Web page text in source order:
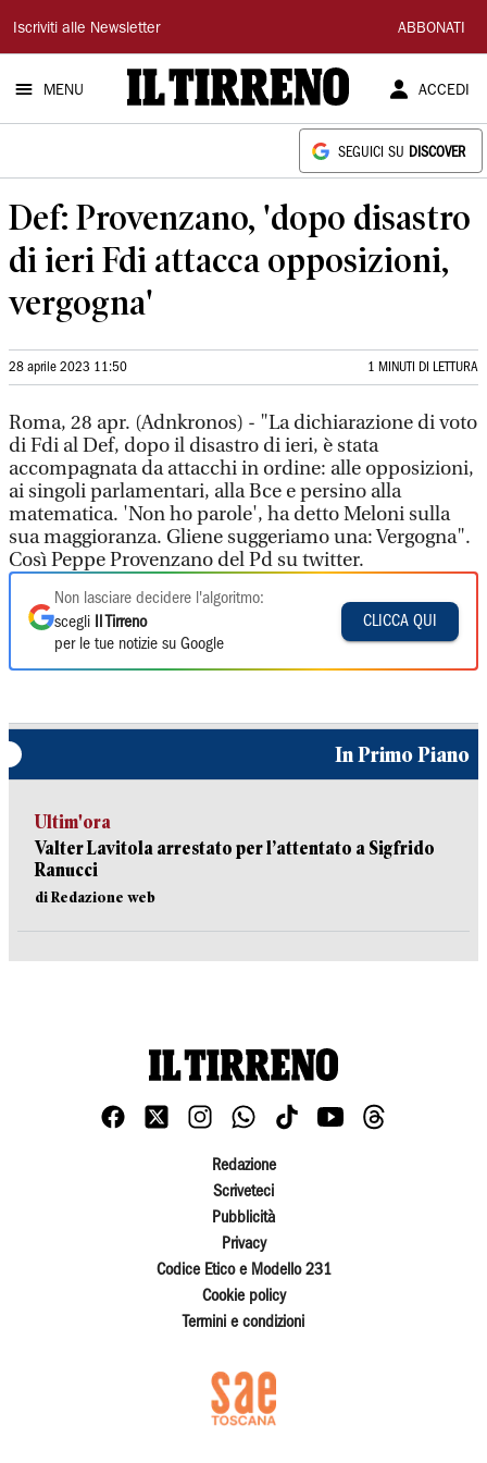
Il
Tirreno
Iscriviti alle Newsletter ABBONATI
MENU ACCEDI
SEGUICI SU DISCOVER
Def: Provenzano, 'dopo disastro
di ieri Fdi attacca opposizioni,
vergogna'
28 aprile 2023 11:50 1 MINUTI DI LETTURA
Roma, 28 apr. (Adnkronos) - "La dichiarazione di voto
di Fdi al Def, dopo il disastro di ieri, è stata
accompagnata da attacchi in ordine: alle opposizioni,
ai singoli parlamentari, alla Bce e persino alla
matematica. 'Non ho parole', ha detto Meloni sulla
sua maggioranza. Gliene suggeriamo una: Vergogna".
Così Peppe Provenzano del Pd su twitter.
Non lasciare decidere l'algoritmo:
scegli
Il Tirreno
per le tue notizie su Google
CLICCA QUI
In Primo Piano
Ultim'ora
Valter Lavitola arrestato per l’attentato a Sigfrido
Ranucci
di Redazione web
Redazione
Scriveteci
Pubblicità
Privacy
Codice Etico e Modello 231
Cookie policy
Termini e condizioni